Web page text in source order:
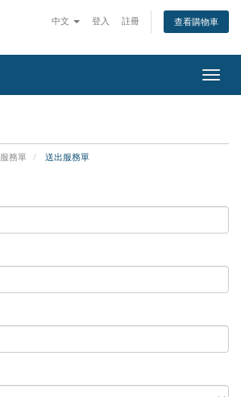
中文 登入 註冊 查看購物車
服務單 送出服務單